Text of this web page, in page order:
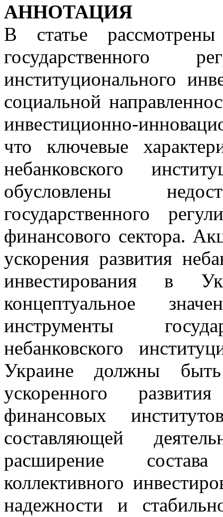
АННОТАЦИЯ
В статье рассмотрены
государственного
институционального
социальной
инвестиционно-
что ключевые
небанковского
обусловлены
государственного
финансового сектора.
ускорения развития
инвестирования в
концептуальное
инструменты
небанковского
Украине должны
ускоренного развития
финансовых
составляющей
расширение
коллективного
надежности и